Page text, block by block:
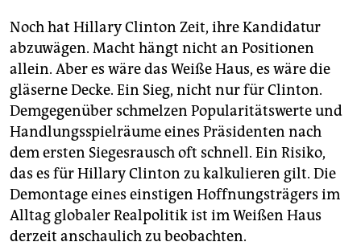
Noch hat Hillary Clinton Zeit, ihre Kandidatur
abzuwägen. Macht hängt nicht an Positionen
allein. Aber es wäre das Weiße Haus, es wäre die
gläserne Decke. Ein Sieg, nicht nur für Clinton.
Demgegenüber schmelzen Popularitätswerte und
Handlungsspielräume eines Präsidenten nach
dem ersten Siegesrausch oft schnell. Ein Risiko,
das es für Hillary Clinton zu kalkulieren gilt. Die
Demontage eines einstigen Hoffnungsträgers im
Alltag globaler Realpolitik ist im Weißen Haus
derzeit anschaulich zu beobachten.